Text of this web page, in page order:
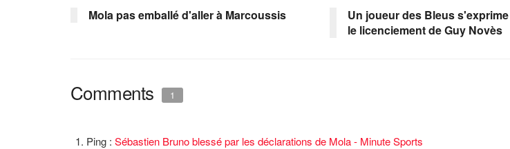
Mola pas emballé d'aller à Marcoussis
Un joueur des Bleus
le licenciement de Guy Novès
Comments 1
Ping : Sébastien Bruno blessé par les déclarations de Mola - Minute Sports